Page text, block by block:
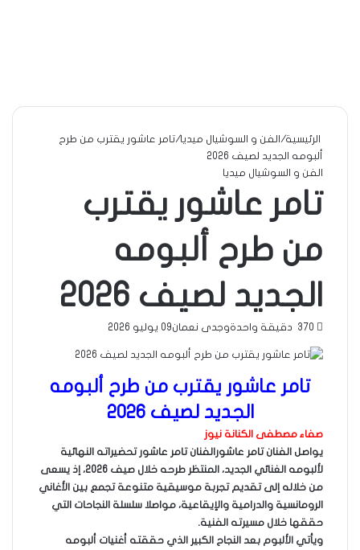
الرئيسية/ الفن و السوشيال ميديا/تامر عاشور يقترب من طرح
ألبومه الجديد لصيف 2026
الفن و السوشيال ميديا
تامر عاشور يقترب
من طرح ألبومه
الجديد لصيف 2026
وجدى نعمان09 يوليو 2026 دقيقة واحدة
تامر عاشور يقترب من طرح ألبومه
الجديد لصيف 2026
صفاء مصطفى الكنانة نيوز
يواصل الفنان تامر عاشور الفنان تامر عاشور تحضيراته النهائية
لألبومه الغنائي الجديد، المنتظر طرحه خلال صيف 2026، إذ يسعى
من خلاله إلى تقديم تجربة موسيقية متنوعة تجمع بين الأغاني
الرومانسية والدرامية والإيقاعية، مواصلا سلسلة النجاحات التي
حققها خلال مسيرته الفنية.
ويأتي الألبوم بعد النجاح الكبير الذي حققته أغنيات ألبومه